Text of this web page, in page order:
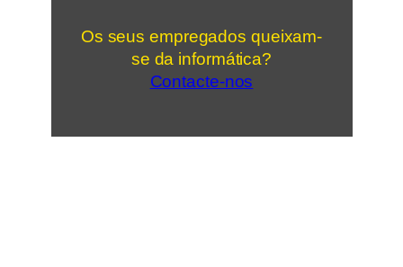
Os seus empregados queixam-
se da informática?
Contacte-nos